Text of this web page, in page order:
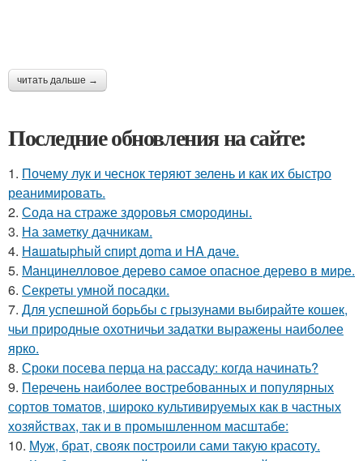
читать дальше →
Последние обновления на сайте:
1. Почему лук и чеснок теряют зелень и как их быстро
реанимировать.
2. Сода на страже здоровья смородины.
3. На заметку дачникам.
4. Haшatыphый cпиpt дoma и HA дaчe.
5. Манцинелловое дерево самое опасное дерево в мире.
6. Секреты умной посадки.
7. Для успешной борьбы с грызунами выбирайте кошек,
чьи природные охотничьи задатки выражены наиболее
ярко.
8. Сроки посева перца на рассаду: когда начинать?
9. Перечень наиболее востребованных и популярных
сортов томатов, широко культивируемых как в частных
хозяйствах, так и в промышленном масштабе:
10. Муж, брат, свояк построили сами такую красоту.